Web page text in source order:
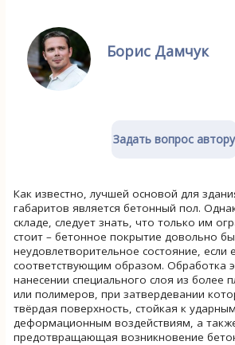
Борис Дамчук
Задать вопрос автору
Как известно, лучшей основой для
габаритов является бетонный пол.
складе, следует знать, что только им
стоит – бетонное покрытие довольно
неудовлетворительное состояние, если
соответствующим образом. Обработка
нанесении специального слоя из более
или полимеров, при затвердевании
твёрдая поверхность, стойкая к
деформационным воздействиям, а
предотвращающая возникновение